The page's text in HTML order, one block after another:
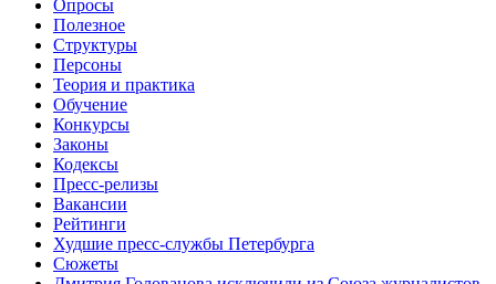
Опросы
Полезное
Структуры
Персоны
Теория и практика
Обучение
Конкурсы
Законы
Кодексы
Пресс-релизы
Вакансии
Рейтинги
Худшие пресс-службы Петербурга
Сюжеты